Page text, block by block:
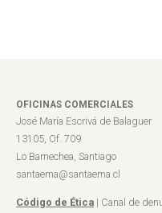
OFICINAS COMERCIALES
José María Escrivá de Balaguer
13105, Of. 709
Lo Barnechea, Santiago
santaema@santaema.cl
Código de Ética | Canal de